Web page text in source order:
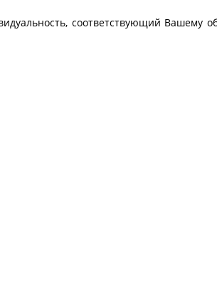
соответствующий Вашему